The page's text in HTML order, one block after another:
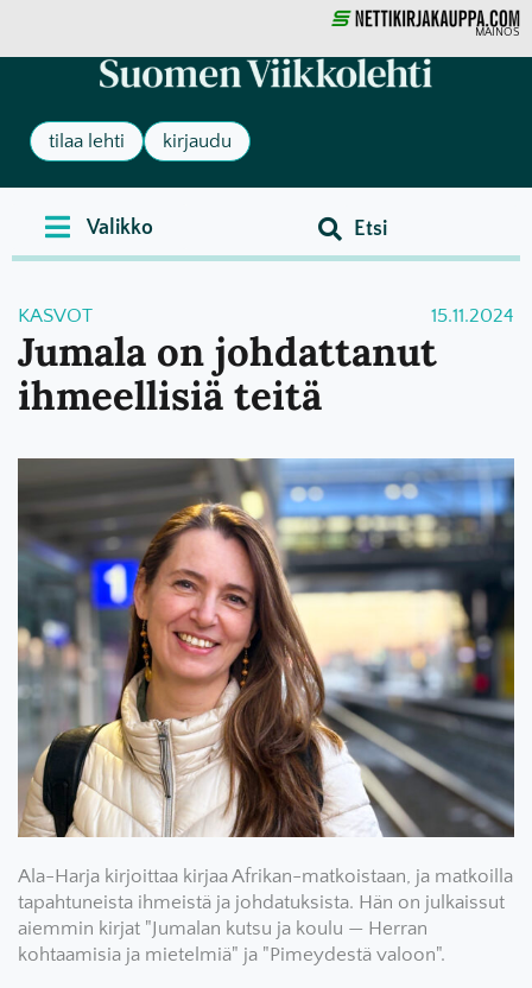
MAINOS
tilaa lehti kirjaudu
KASVOT 15.11.2024
Jumala on johdattanut
ihmeellisiä teitä
Ala-Harja kirjoittaa kirjaa Afrikan-matkoistaan, ja matkoilla
tapahtuneista ihmeistä ja johdatuksista. Hän on julkaissut
aiemmin kirjat "Jumalan kutsu ja koulu — Herran
kohtaamisia ja mietelmiä" ja "Pimeydestä valoon".